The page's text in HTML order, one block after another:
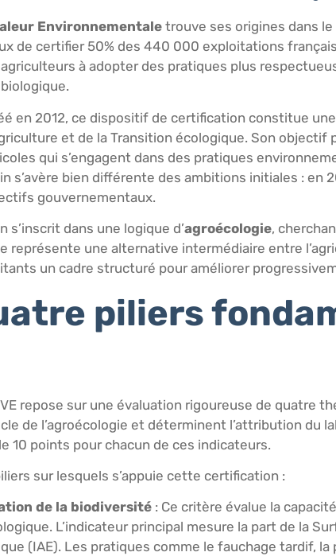
Environnementale trouve ses origines dans
de certifier 50% des 440 000 exploitations
à adopter des pratiques plus
en 2012, ce dispositif de certification constitue
et de la Transition écologique. Son
qui s’engagent dans des pratiques
s’avère bien différente des ambitions initiales :
gouvernementaux.
s’inscrit dans une logique d’agroécologie,
représente une alternative intermédiaire entre
un cadre structuré pour améliorer
piliers
repose sur une évaluation rigoureuse de quatre
de l’agroécologie et déterminent l’attribution du
10 points pour chacun de ces indicateurs.
sur lesquels s’appuie cette certification :
de la biodiversité : Ce critère évalue la
L’indicateur principal mesure la part de la
(IAE). Les pratiques comme le fauchage tardif,